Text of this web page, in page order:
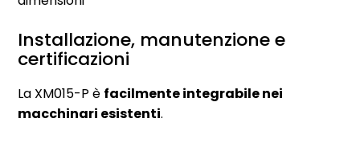
Installazione, manutenzione e
certificazioni
La XM015-P è facilmente integrabile nei
macchinari esistenti.